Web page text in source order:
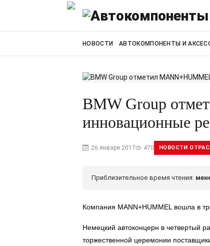
НОВОСТИ АВТОКОМПОНЕНТЫ И
BMW Group
инновационные
26 января 2017 470 НОВОСТИ
Приблизительное время чтения:
Компания MANN+HUMMEL вошла в
Немецкий автоконцерн в четвертый
торжественной церемонии